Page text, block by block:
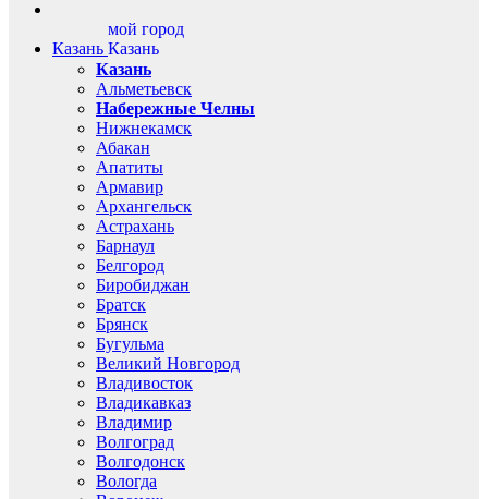
Казань
мой город
Казань
Казань
Альметьевск
Набережные Челны
Нижнекамск
Абакан
Апатиты
Армавир
Архангельск
Астрахань
Барнаул
Белгород
Биробиджан
Братск
Брянск
Бугульма
Великий Новгород
Владивосток
Владикавказ
Владимир
Волгоград
Волгодонск
Вологда